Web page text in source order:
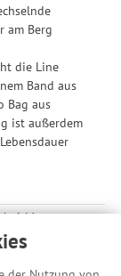
am Berg
die Line
Band aus
Bag aus
ist außerdem
6 Magnete
und eine